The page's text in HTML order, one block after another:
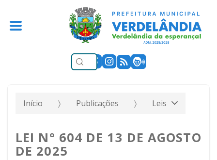
Início Publicações Leis
LEI N° 604 DE 13 DE AGOSTO
DE 2025